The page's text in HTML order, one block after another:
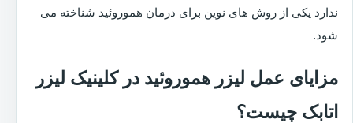
ندارد یکی از روش های نوین برای درمان هموروئید شناخته می
شود.
مزایای عمل لیزر هموروئید در کلینیک لیزر
اتابک چیست؟